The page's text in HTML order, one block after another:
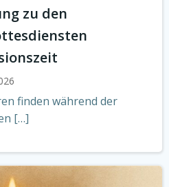
zu den
finden während der
[…]